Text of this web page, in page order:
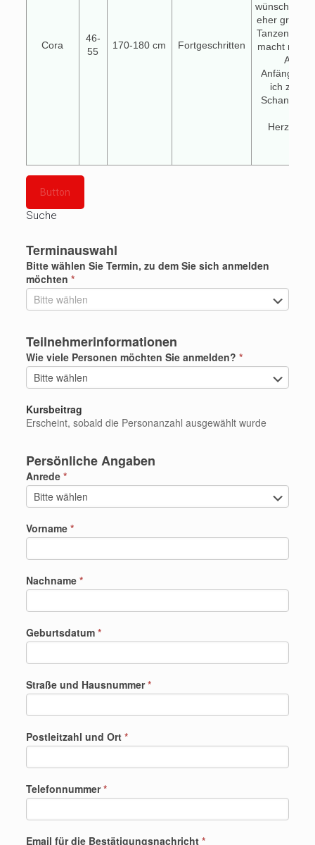
Cora
46-
55
170-180 cm Fortgeschritten
wünsche ich
eher
Tanzen ist
macht mich
Außer
ich zu
Herzliche
Button
Suche
Terminauswahl
Bitte wählen Sie Termin, zu dem Sie sich anmelden
möchten *
Teilnehmerinformationen
Wie viele Personen möchten Sie anmelden? *
Kursbeitrag
Erscheint, sobald die Personanzahl ausgewählt wurde
Persönliche Angaben
Anrede *
Vorname *
Nachname *
Geburtsdatum *
Straße und Hausnummer*
Postleitzahl und Ort *
Telefonnummer*
Email für die Bestätigungsnachricht *